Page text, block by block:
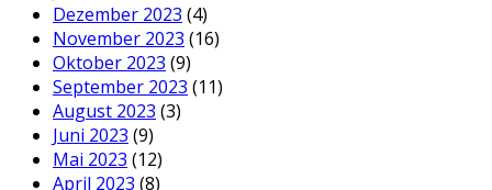
Dezember 2023 (4)
November 2023 (16)
Oktober 2023 (9)
September 2023 (11)
August 2023 (3)
Juni 2023 (9)
Mai 2023 (12)
April 2023 (8)